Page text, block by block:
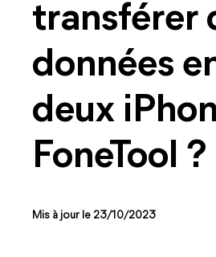
transférer
données
deux
FoneTool ?
Mis à jour le 23/10/2023